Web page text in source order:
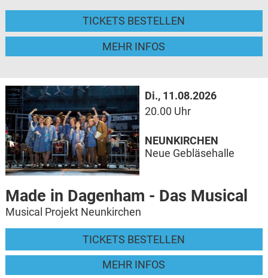
TICKETS BESTELLEN
MEHR INFOS
Di., 11.08.2026
20.00 Uhr
Made in Dagenham - Das Musical
Musical Projekt Neunkirchen
TICKETS BESTELLEN
MEHR INFOS
NEUNKIRCHEN
Neue Gebläsehalle